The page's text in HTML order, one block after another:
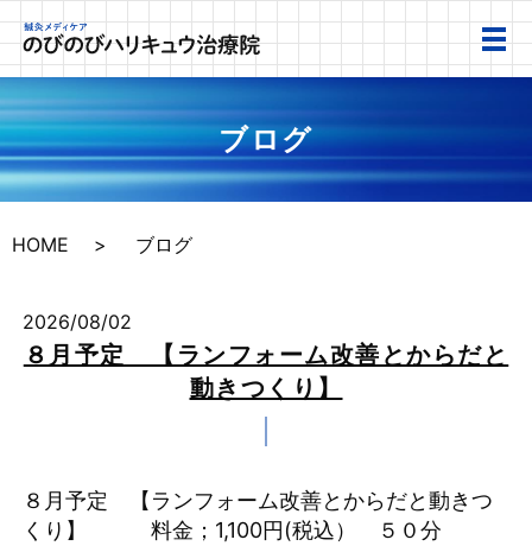
ブログ
HOME ブログ
2026/08/02
８月予定 【ランフォーム改善とからだと
動きつくり】
８月予定 【ランフォーム改善とからだと動きつ
くり】 料金；1,100円(税込） ５０分